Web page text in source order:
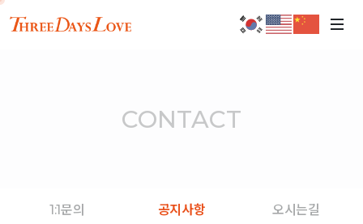
CONTACT
1:1문의 공지사항 오시는길